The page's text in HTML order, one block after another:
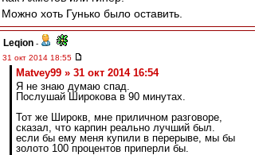
Можно хоть Гунько было оставить.
Leqion -
31 окт 2014 18:55
Matvey99 » 31 окт 2014 16:54
Я не знаю думаю спад.
Послушай Широкова в 90 минутах.
Тот же Широкв, мне приличном разговоре,
сказал, что карпин реально лучший был.
если бы ему меня купили в перерыве, мы бы
золото 100 процентов приперли бы.